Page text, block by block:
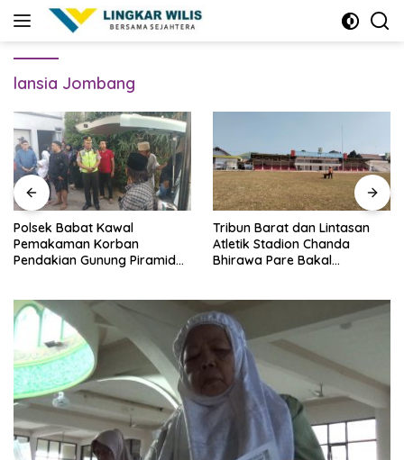
lansia Jombang
Polsek Babat Kawal
Pemakaman Korban
Pendakian Gunung Piramid
Tribun Barat dan Lintasan
Atletik Stadion Chanda
Bhirawa Pare Bakal